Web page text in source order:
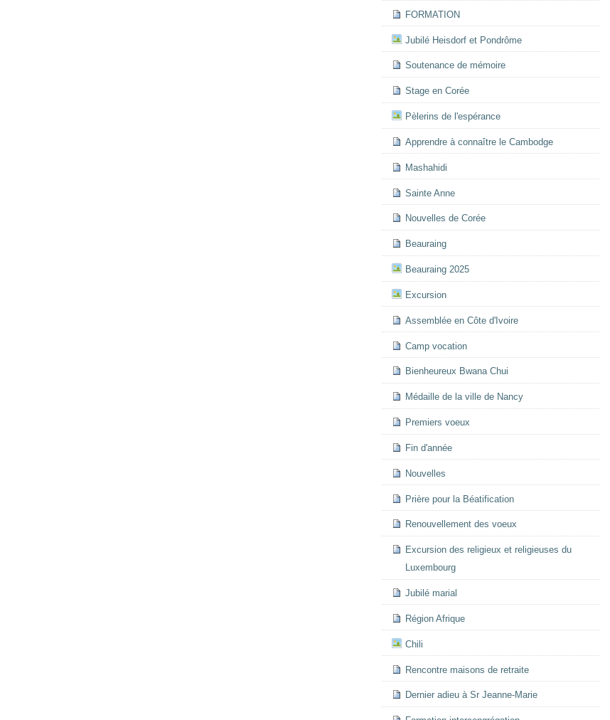
FORMATION
Jubilé Heisdorf et Pondrôme
Soutenance de mémoire
Stage en Corée
Pèlerins de l'espérance
Apprendre à connaître le Cambodge
Mashahidi
Sainte Anne
Nouvelles de Corée
Beauraing
Beauraing 2025
Excursion
Assemblée en Côte d'Ivoire
Camp vocation
Bienheureux Bwana Chui
Médaille de la ville de Nancy
Premiers voeux
Fin d'année
Nouvelles
Prière pour la Béatification
Renouvellement des voeux
Excursion des religieux et religieuses du
Luxembourg
Jubilé marial
Région Afrique
Chili
Rencontre maisons de retraite
Dernier adieu à Sr Jeanne-Marie